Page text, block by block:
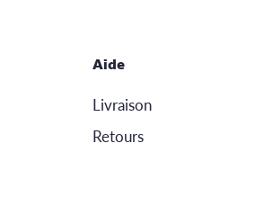
Aide
Livraison
Retours